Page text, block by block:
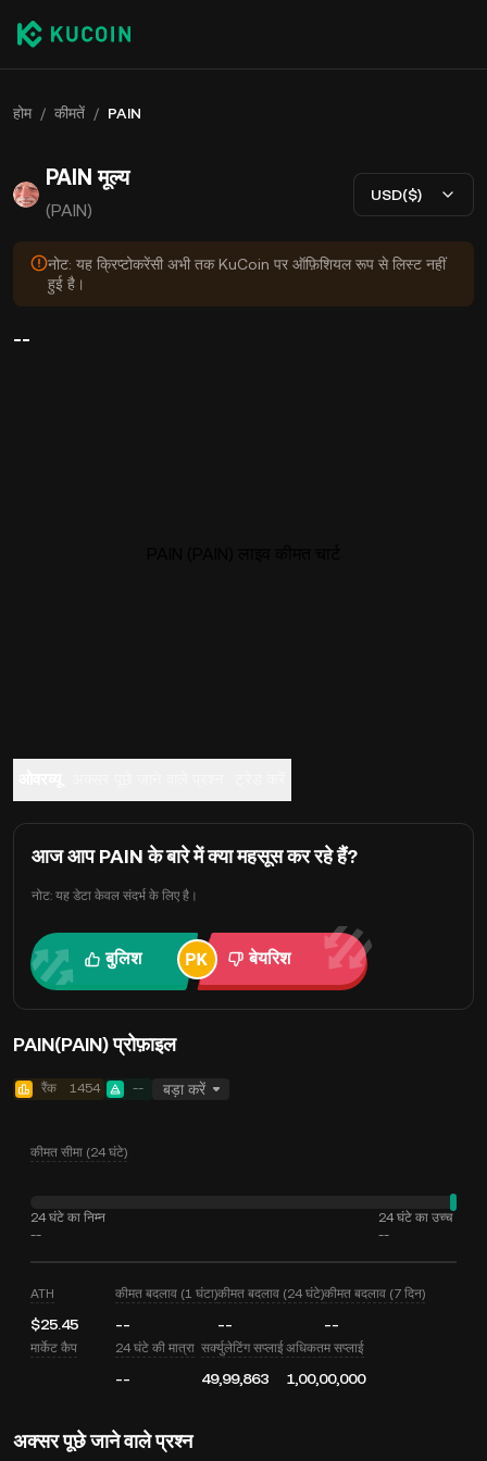
होम / कीमतें / PAIN
PAIN मूल्य
(PAIN)
USD($)
नोट: यह क्रिप्टोकरेंसी अभी तक KuCoin पर ऑफ़िशियल रूप से लिस्ट नहीं
हुई है।
--
आज आप PAIN के बारे में क्या महसूस कर रहे हैं?
नोट: यह डेटा केवल संदर्भ के लिए है।
बुलिश बेयरिश
PAIN(PAIN) प्रोफ़ाइल
रैंक 1454 -- बड़ा करें
कीमत सीमा (24 घंटे)
24 घंटे का निम्न
--
24 घंटे का उच्च
--
ATH
$25.45
कीमत बदलाव (1 घंटा)
--
कीमत बदलाव (24 घंटे)
--
कीमत बदलाव (7 दिन)
--
मार्केट कैप 24 घंटे की मात्रा
--
सर्क्युलेटिंग सप्लाई
49,99,863
अधिकतम सप्लाई
1,00,00,000
अक्सर पूछे जाने वाले प्रश्न